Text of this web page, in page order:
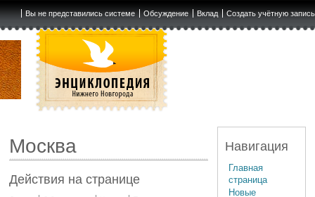
Вы не представились системе Обсуждение Вклад Создать учётную запись
Москва
Действия на странице
Навигация
Главная
страница
Новые